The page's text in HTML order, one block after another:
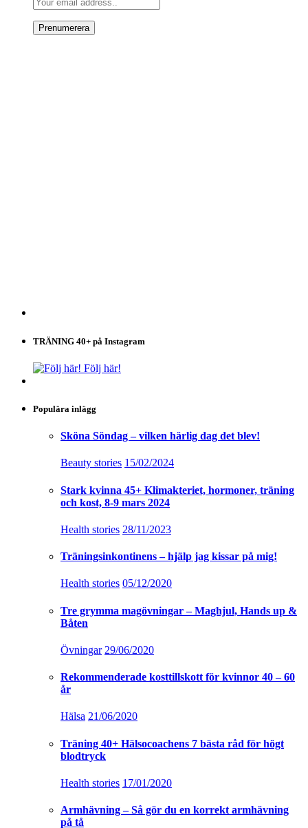
TRÄNING 40+ på Instagram
Följ här!
Populära inlägg
Sköna Söndag – vilken härlig dag det blev!
Beauty stories 15/02/2024
Stark kvinna 45+ Klimakteriet, hormoner, träning
och kost, 8-9 mars 2024
Health stories 28/11/2023
Träningsinkontinens – hjälp jag kissar på mig!
Health stories 05/12/2020
Tre grymma magövningar – Maghjul, Hands up &
Båten
Övningar 29/06/2020
Rekommenderade kosttillskott för kvinnor 40 – 60
år
Hälsa 21/06/2020
Träning 40+ Hälsocoachens 7 bästa råd för högt
blodtryck
Health stories 17/01/2020
Armhävning – Så gör du en korrekt armhävning
på tå